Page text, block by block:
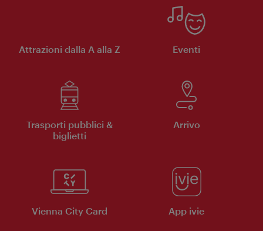
Attrazioni dalla A alla Z Eventi
Trasporti pubblici &
biglietti
Arrivo
Vienna City Card App ivie